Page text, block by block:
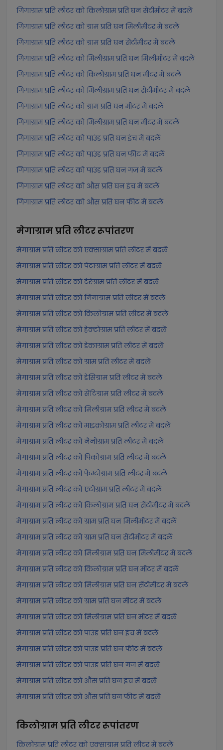
गिगाग्राम प्रति लीटर को किलोग्राम प्रति घन सेंटीमीटर में बदलें
गिगाग्राम प्रति लीटर को ग्राम प्रति घन मिलीमीटर में बदलें
गिगाग्राम प्रति लीटर को ग्राम प्रति घन सेंटीमीटर में बदलें
गिगाग्राम प्रति लीटर को मिलीग्राम प्रति घन मिलीमीटर में बदलें
गिगाग्राम प्रति लीटर को किलोग्राम प्रति घन मीटर में बदलें
गिगाग्राम प्रति लीटर को मिलीग्राम प्रति घन सेंटीमीटर में बदलें
गिगाग्राम प्रति लीटर को ग्राम प्रति घन मीटर में बदलें
गिगाग्राम प्रति लीटर को मिलीग्राम प्रति घन मीटर में बदलें
गिगाग्राम प्रति लीटर को पाउंड प्रति घन इंच में बदलें
गिगाग्राम प्रति लीटर को पाउंड प्रति घन फीट में बदलें
गिगाग्राम प्रति लीटर को पाउंड प्रति घन गज में बदलें
गिगाग्राम प्रति लीटर को औंस प्रति घन इंच में बदलें
गिगाग्राम प्रति लीटर को औंस प्रति घन फीट में बदलें
मेगाग्राम प्रति लीटररूपांतरण
मेगाग्राम प्रति लीटर को एक्साग्राम प्रति लीटर में बदलें
मेगाग्राम प्रति लीटर को पेटाग्राम प्रति लीटर में बदलें
मेगाग्राम प्रति लीटर को टेरेग्राम प्रति लीटर में बदलें
मेगाग्राम प्रति लीटर को गिगाग्राम प्रति लीटर में बदलें
मेगाग्राम प्रति लीटर को किलोग्राम प्रति लीटर में बदलें
मेगाग्राम प्रति लीटर को हेक्टोग्राम प्रति लीटर में बदलें
मेगाग्राम प्रति लीटर को डेकाग्राम प्रति लीटर में बदलें
मेगाग्राम प्रति लीटर को ग्राम प्रति लीटर में बदलें
मेगाग्राम प्रति लीटर को डेसिग्राम प्रति लीटर में बदलें
मेगाग्राम प्रति लीटर को सेंटिग्राम प्रति लीटर में बदलें
मेगाग्राम प्रति लीटर को मिलीग्राम प्रति लीटर में बदलें
मेगाग्राम प्रति लीटर को माइक्रोग्राम प्रति लीटर में बदलें
मेगाग्राम प्रति लीटर को नैनोग्राम प्रति लीटर में बदलें
मेगाग्राम प्रति लीटर को पिकोग्राम प्रति लीटर में बदलें
मेगाग्राम प्रति लीटर को फेम्टोग्राम प्रति लीटर में बदलें
मेगाग्राम प्रति लीटर को एटोग्राम प्रति लीटर में बदलें
मेगाग्राम प्रति लीटर को किलोग्राम प्रति घन सेंटीमीटर में बदलें
मेगाग्राम प्रति लीटर को ग्राम प्रति घन मिलीमीटर में बदलें
मेगाग्राम प्रति लीटर को ग्राम प्रति घन सेंटीमीटर में बदलें
मेगाग्राम प्रति लीटर को मिलीग्राम प्रति घन मिलीमीटर में बदलें
मेगाग्राम प्रति लीटर को किलोग्राम प्रति घन मीटर में बदलें
मेगाग्राम प्रति लीटर को मिलीग्राम प्रति घन सेंटीमीटर में बदलें
मेगाग्राम प्रति लीटर को ग्राम प्रति घन मीटर में बदलें
मेगाग्राम प्रति लीटर को मिलीग्राम प्रति घन मीटर में बदलें
मेगाग्राम प्रति लीटर को पाउंड प्रति घन इंच में बदलें
मेगाग्राम प्रति लीटर को पाउंड प्रति घन फीट में बदलें
मेगाग्राम प्रति लीटर को पाउंड प्रति घन गज में बदलें
मेगाग्राम प्रति लीटर को औंस प्रति घन इंच में बदलें
मेगाग्राम प्रति लीटर को औंस प्रति घन फीट में बदलें
किलोग्राम प्रति लीटररूपांतरण
किलोग्राम प्रति लीटर को एक्साग्राम प्रति लीटर में बदलें